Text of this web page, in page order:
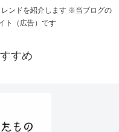
ンドを紹介します ※当ブログの
ト（広告）です
すめ